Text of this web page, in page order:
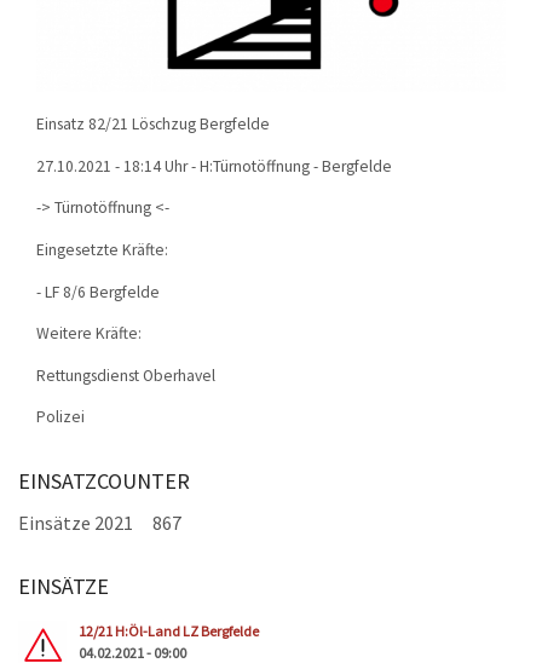
Einsatz 82/21 Löschzug Bergfelde
27.10.2021 - 18:14 Uhr - H:Türnotöffnung - Bergfelde
-> Türnotöffnung <-
Eingesetzte Kräfte:
- LF 8/6 Bergfelde
Weitere Kräfte:
Rettungsdienst Oberhavel
Polizei
EINSATZCOUNTER
Einsätze 2021 867
EINSÄTZE
12/21 H:Öl-Land LZ Bergfelde
04.02.2021 - 09:00
Seiten